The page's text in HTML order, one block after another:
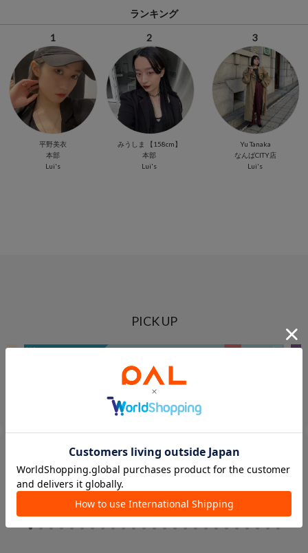
ランキング
1
平野美衣
本部
Lui's
2
みうしま 【158cm】
本部
Lui's
3
Yu Tanaka
なんばCITY店
Lui's
PICK UP